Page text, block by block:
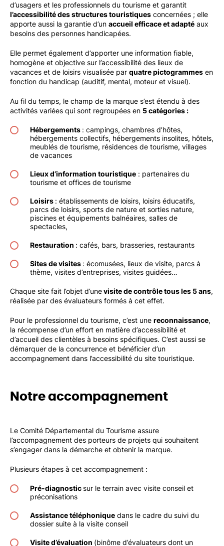
d’usagers et les professionnels du tourisme et garantit
l’accessibilité des structures touristiques concernées ; elle
apporte aussi la garantie d’un accueil efficace et adapté aux
besoins des personnes handicapées.
Elle permet également d’apporter une information fiable,
homogène et objective sur l’accessibilité des lieux de
vacances et de loisirs visualisée par quatre pictogrammes en
fonction du handicap (auditif, mental, moteur et visuel).
Au fil du temps, le champ de la marque s’est étendu à des
activités variées qui sont regroupées en 5 catégories :
Hébergements : campings, chambres d’hôtes,
hébergements collectifs, hébergements insolites, hôtels,
meublés de tourisme, résidences de tourisme, villages
de vacances
Lieux d’information touristique : partenaires du
tourisme et offices de tourisme
Loisirs : établissements de loisirs, loisirs éducatifs,
parcs de loisirs, sports de nature et sorties nature,
piscines et équipements balnéaires, salles de
spectacles,
Restauration : cafés, bars, brasseries, restaurants
Sites de visites : écomusées, lieux de visite, parcs à
thème, visites d’entreprises, visites guidées…
Chaque site fait l’objet d’unevisite de contrôle tous les 5 ans,
réalisée par des évaluateurs formés à cet effet.
Pour le professionnel du tourisme, c’est une reconnaissance,
la récompense d’un effort en matière d’accessibilité et
d’accueil des clientèles à besoins spécifiques. C’est aussi se
démarquer de la concurrence et bénéficier d’un
accompagnement dans l’accessibilité du site touristique.
Notre accompagnement
Le Comité Départemental du Tourisme assure
l’accompagnement des porteurs de projets qui souhaitent
s’engager dans la démarche et obtenir la marque.
Plusieurs étapes à cet accompagnement :
Pré-diagnosticsur le terrain avec visite conseil et
préconisations
Assistance téléphonique dans le cadre du suivi du
dossier suite à la visite conseil
Visite d’évaluation (binôme d’évaluateurs dont un